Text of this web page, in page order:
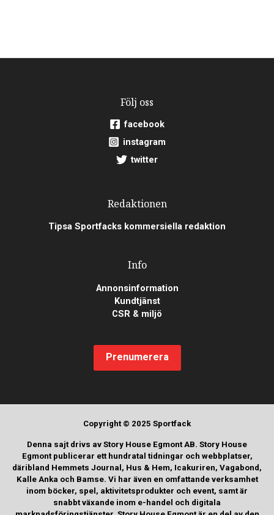
Följ oss
facebook
instagram
twitter
Redaktionen
Tipsa Sportfacks kommersiella redaktion
Info
Annonsinformation
Kundtjänst
CSR & miljö
Prenumerera
Copyright © 2025 Sportfack
Denna sajt drivs av Story House Egmont AB. Story House
Egmont publicerar ett hundratal tidningar och webbplatser,
däribland Hemmets Journal, Hus & Hem, Icakuriren, Vagabond,
Kalle Anka och Bamse. Vi har även en omfattande verksamhet
inom böcker, spel, aktivitetsprodukter och event, samt är
snabbt växande inom e-handel och digitala